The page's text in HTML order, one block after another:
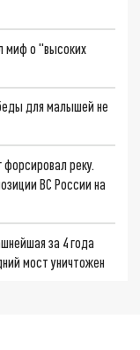
миф о "высоких
для малышей не
реку.
ВС России на
за 4 года
мост уничтожен